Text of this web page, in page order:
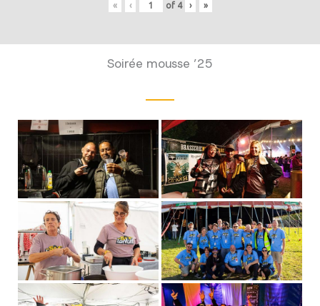
« ‹ of 4 › »
Soirée mousse ’25